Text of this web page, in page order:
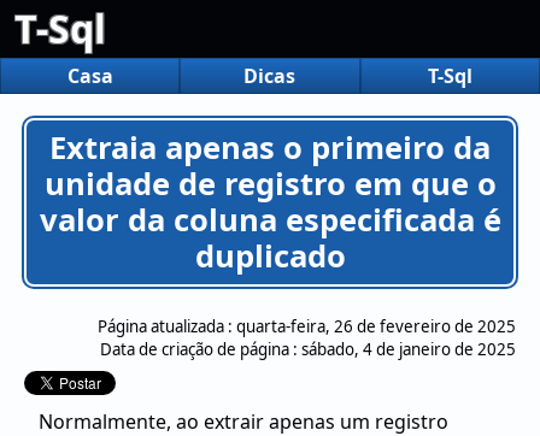
T-Sql
Casa Dicas T-Sql
Extraia apenas o primeiro da
unidade de registro em que o
valor da coluna especificada é
duplicado
Página atualizada : quarta-feira, 26 de fevereiro de 2025
Data de criação de página : sábado, 4 de janeiro de 2025
Normalmente, ao extrair apenas um registro